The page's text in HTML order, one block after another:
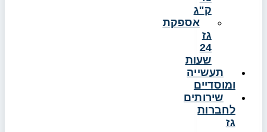
ק"ג
אספקת
גז
24
שעות
תעשייה
ומוסדיים
שירותים
לחברות
גז